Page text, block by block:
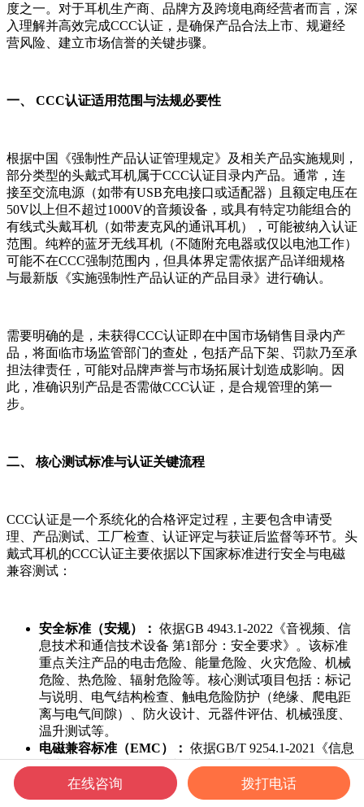
度之一。对于耳机生产商、品牌方及跨境电商经营者而言，深
入理解并高效完成CCC认证，是确保产品合法上市、规避经
营风险、建立市场信誉的关键步骤。
一、 CCC认证适用范围与法规必要性
根据中国《强制性产品认证管理规定》及相关产品实施规则，
部分类型的头戴式耳机属于CCC认证目录内产品。通常，连
接至交流电源（如带有USB充电接口或适配器）且额定电压在
50V以上但不超过1000V的音频设备，或具有特定功能组合的
有线式头戴耳机（如带麦克风的通讯耳机），可能被纳入认证
范围。纯粹的蓝牙无线耳机（不随附充电器或仅以电池工作）
可能不在CCC强制范围内，但具体界定需依据产品详细规格
与最新版《实施强制性产品认证的产品目录》进行确认。
需要明确的是，未获得CCC认证即在中国市场销售目录内产
品，将面临市场监管部门的查处，包括产品下架、罚款乃至承
担法律责任，可能对品牌声誉与市场拓展计划造成影响。因
此，准确识别产品是否需做CCC认证，是合规管理的第一
步。
二、 核心测试标准与认证关键流程
CCC认证是一个系统化的合格评定过程，主要包含申请受
理、产品测试、工厂检查、认证评定与获证后监督等环节。头
戴式耳机的CCC认证主要依据以下国家标准进行安全与电磁
兼容测试：
安全标准（安规）： 依据GB 4943.1-2022《音视频、信
息技术和通信技术设备 第1部分：安全要求》。该标准
重点关注产品的电击危险、能量危险、火灾危险、机械
危险、热危险、辐射危险等。核心测试项目包括：标记
与说明、电气结构检查、触电危险防护（绝缘、爬电距
离与电气间隙）、防火设计、元器件评估、机械强度、
温升测试等。
电磁兼容标准（EMC）： 依据GB/T 9254.1-2021《信息
技术设备、多媒体设备和接收机 电磁兼容 第1部分：发
射要求》及GB/T 9254.2-2021相关抗扰度要求。测试项
目涵盖传导骚扰、辐射骚扰等发射要求，以及静电放
在线咨询 拨打电话